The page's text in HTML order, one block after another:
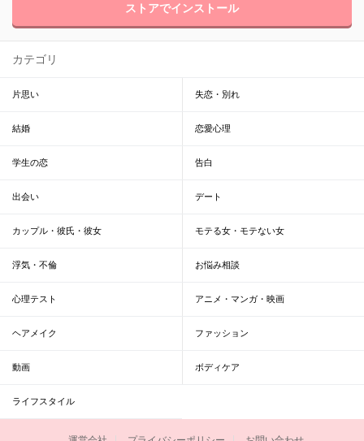
ストアでインストール
カテゴリ
片思い 失恋・別れ
結婚 恋愛心理
学生の恋 告白
出会い デート
カップル・彼氏・彼女 モテる女・モテない女
浮気・不倫 お悩み相談
心理テスト アニメ・マンガ・映画
ヘアメイク ファッション
動画 ボディケア
ライフスタイル